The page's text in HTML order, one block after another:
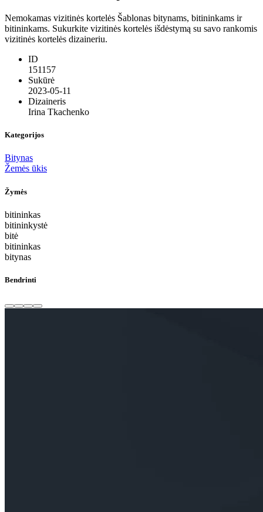
Nemokamas vizitinės kortelės Šablonas bitynams, bitininkams ir
bitininkams. Sukurkite vizitinės kortelės išdėstymą su savo rankomis
vizitinės kortelės dizaineriu.
ID
151157
Sukūrė
2023-05-11
Dizaineris
Irina Tkachenko
Kategorijos
Bitynas
Žemės ūkis
Žymės
bitininkas
bitininkystė
bitė
bitininkas
bitynas
Bendrinti